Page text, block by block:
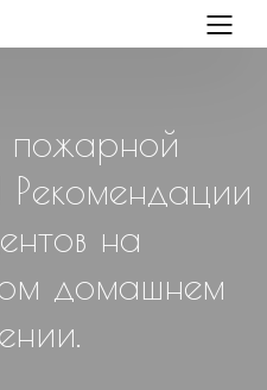
пожарной
Рекомендации
на
домашнем